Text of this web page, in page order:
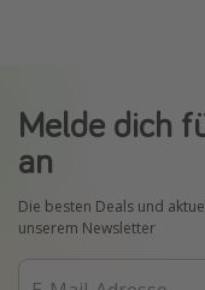
Melde dich
an
Die besten Deals und
unserem Newsletter